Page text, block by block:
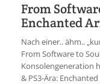
From
Enchanted
Nach einer.. ähm..
From Software to
Konsolengeneration
& PS3-Ära: